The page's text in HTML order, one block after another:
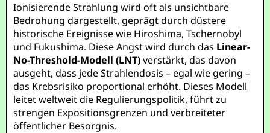
Ionisierende Strahlung wird oft als unsichtbare
Bedrohung dargestellt, geprägt durch düstere
historische Ereignisse wie Hiroshima, Tschernobyl
und Fukushima. Diese Angst wird durch das Linear-
No-Threshold-Modell (LNT)verstärkt, das davon
ausgeht, dass jede Strahlendosis – egal wie gering –
das Krebsrisiko proportional erhöht. Dieses Modell
leitet weltweit die Regulierungspolitik, führt zu
strengen Expositionsgrenzen und verbreiteter
öffentlicher Besorgnis.